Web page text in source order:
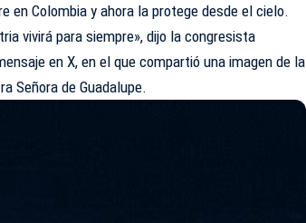
en Colombia y ahora la protege desde el cielo.
vivirá para siempre», dijo la congresista
en X, en el que compartió una imagen de la
Señora de Guadalupe.